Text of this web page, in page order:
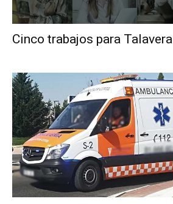
Cinco trabajos para Talavera